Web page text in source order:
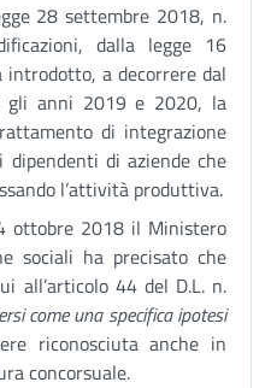
28 settembre 2018, n.
dalla legge 16
a decorrere dal
gli anni 2019 e 2020, la
di integrazione
di aziende che
l’attività produttiva.
ottobre 2018 il Ministero
sociali ha precisato che
all’articolo 44 del D.L. n.
come una specifica ipotesi
riconosciuta anche in
concorsuale.